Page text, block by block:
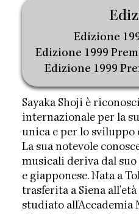
Sayaka Shoji è
internazionale per la
unica e per lo
La sua notevole
musicali deriva dal
e giapponese. Nata a
trasferita a Siena
studiato all'Accademia
Edizione
Edizione 1999
Edizione 1999